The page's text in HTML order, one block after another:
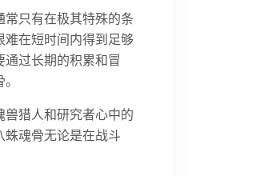
只有在极其特殊的条
难在短时间内得到足够
过长期的积累和冒
猎人和研究者心中的
蛛魂骨无论是在战斗